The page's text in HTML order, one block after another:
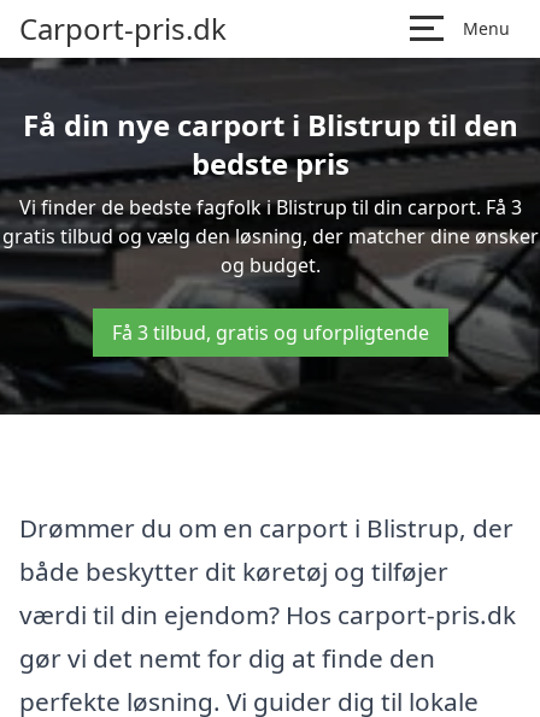
Carport-pris.dk Menu
Få din nye carport i Blistrup til den
bedste pris
Vi finder de bedste fagfolk i Blistrup til din carport. Få 3
gratis tilbud og vælg den løsning, der matcher dine ønsker
og budget.
Få 3 tilbud, gratis og uforpligtende
Drømmer du om en carport i Blistrup, der
både beskytter dit køretøj og tilføjer
værdi til din ejendom? Hos carport-pris.dk
gør vi det nemt for dig at finde den
perfekte løsning. Vi guider dig til lokale